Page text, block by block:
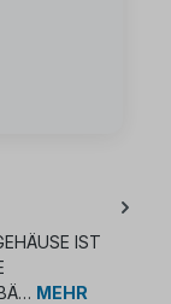
IST
MEHR